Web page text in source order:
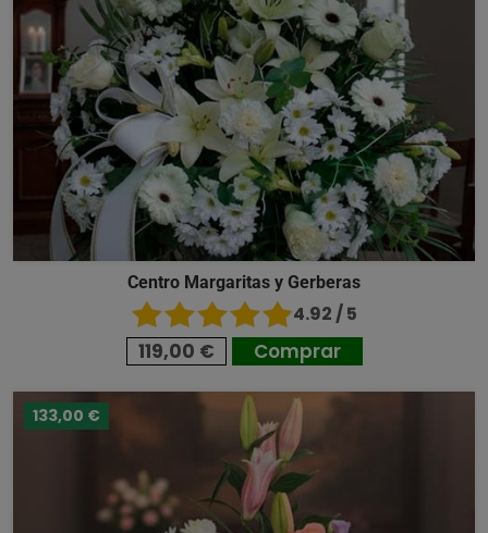
Centro Margaritas y Gerberas
4.92 / 5
119,00 € Comprar
133,00 €